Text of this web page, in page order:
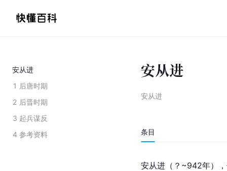
安从进
1 后唐时期
2 后晋时期
3 起兵谋反
4 参考资料
安从进
安从进
条目
安从进（？~942年）